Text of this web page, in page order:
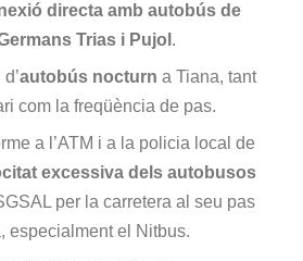
directa amb autobús de
Trias i Pujol .
autobús nocturn a Tiana, tant
com la freqüència de pas.
a l’ATM i a la policia local de
excessiva dels autobusos
per la carretera al seu pas
especialment el Nitbus.